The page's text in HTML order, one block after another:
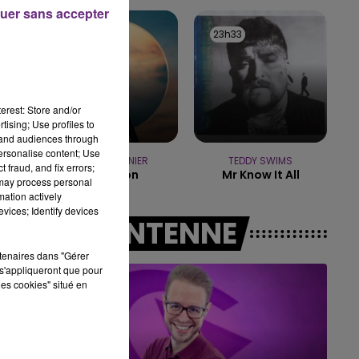
10h00 - 14h00
LE TICKET DE CAISSE
PIERRE GARNIER
L'horizon
23h33
23h33
TEDDY SWIMS
Mr Know It All
A L'ANTENNE
Store and/or
Use profiles to
audiences through
content; Use
fraud, and fix errors;
process personal
actively
Identify devices
dans "Gérer
que pour
cookies" situé en
sans accepter